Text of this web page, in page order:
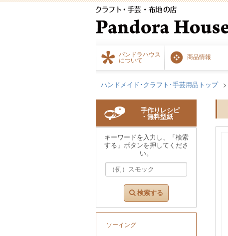
パンドラハウス
について
商品情報
ハンドメイド･クラフト･手芸用品トップ
手作りレシピ
・無料型紙
キーワードを入力し、「検索
する」ボタンを押してくださ
い。
検索する
ソーイング